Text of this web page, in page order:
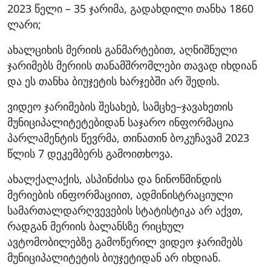
2023 წელი – 35 ჯარიმა, გადახდილი თანხა 1860
ლარი;
ახალციხის მერიის განმარტებით, აღნიშნული
ჯარიმებს მერიის თანამშრომლები თავად იხდიან
და ეს თანხა ბიუჯეტის ხარჯებში არ შედის.
ვიდეო ჯარიმების შესახებ, სამცხე–ჯავახეთის
მუნიციპალიტეტებიდან საჯარო ინფორმაცია
პარლამენტის წევრმა, თინათინ ბოკუჩავამ 2023
წლის 7 დეკემბერს გამოითხოვა.
ახალქალაქის, ასპინძისა და ნინოწმინდის
მერიების ინფორმაციით, ადმინისტრაციული
სამართალდარღვევების სტატისტიკა არ აქვთ,
რადგან მერიის ბალანსზე რიცხულ
ავტომობილებზე გამოწერილ ვიდეო ჯარიმებს
მუნიციპალიტეტის ბიუჯეტიდან არ იხდიან.